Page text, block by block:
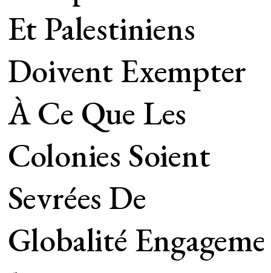
Et Palestiniens
Doivent Exempter
À Ce Que Les
Colonies Soient
Sevrées De
Globalité